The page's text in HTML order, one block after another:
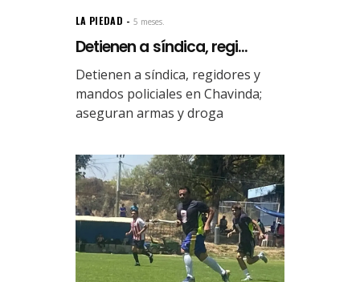
LA PIEDAD 5 meses.
Detienen a síndica, regi...
Detienen a síndica, regidores y
mandos policiales en Chavinda;
aseguran armas y droga